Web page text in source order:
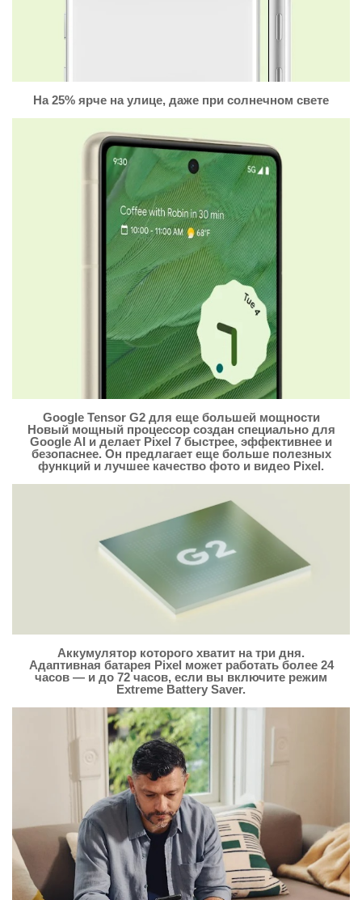
На 25% ярче на улице, даже при солнечном свете
Google Tensor G2 для еще большей мощности
Новый мощный процессор создан специально для
Google AI и делает Pixel 7 быстрее, эффективнее и
безопаснее. Он предлагает еще больше полезных
функций и лучшее качество фото и видео Pixel.
Аккумулятор которого хватит на три дня.
Адаптивная батарея Pixel может работать более 24
часов — и до 72 часов, если вы включите режим
Extreme Battery Saver.